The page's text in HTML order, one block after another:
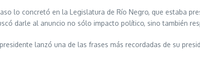
lo concretó en la Legislatura de Río Negro, que estaba
darle al anuncio no sólo impacto político, sino también
lanzó una de las frases más recordadas de su